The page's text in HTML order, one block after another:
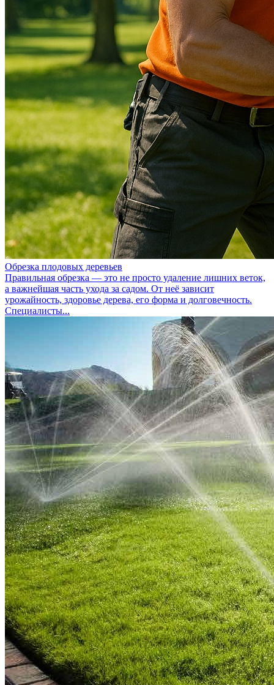
Обрезка плодовых деревьев
Правильная обрезка — это не просто удаление лишних веток,
а важнейшая часть ухода за садом. От неё зависит
урожайность, здоровье дерева, его форма и долговечность.
Специалисты...